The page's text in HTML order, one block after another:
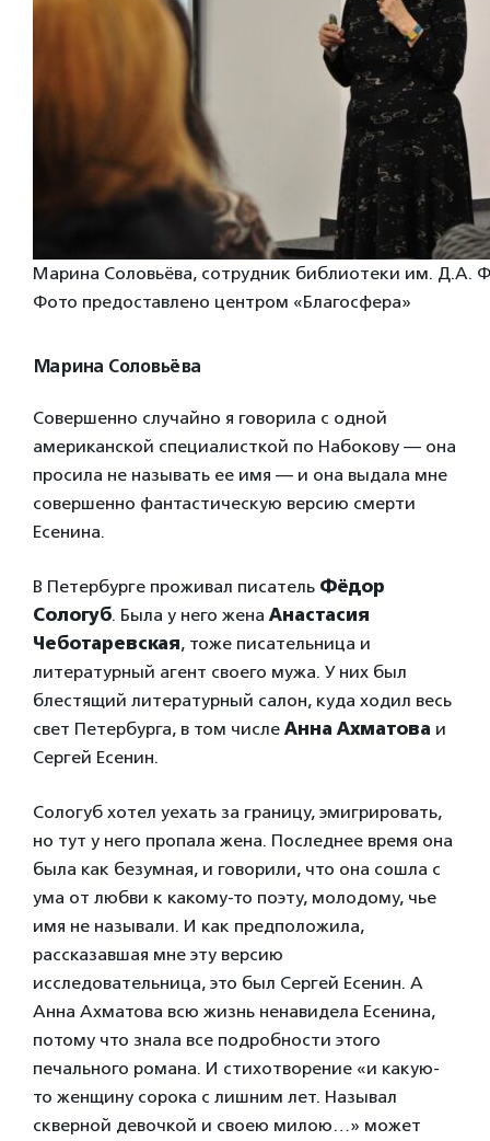
Марина Соловьёва, сотрудник библиотеки им. Д.А.
Фото предоставлено центром «Благосфера»
Марина Соловьёва
Совершенно случайно я говорила с одной
американской специалисткой по Набокову — она
просила не называть ее имя — и она выдала мне
совершенно фантастическую версию смерти
Есенина.
В Петербурге проживал писатель Фёдор
Сологуб. Была у него жена Анастасия
Чеботаревская, тоже писательница и
литературный агент своего мужа. У них был
блестящий литературный салон, куда ходил весь
свет Петербурга, в том числе Анна Ахматова и
Сергей Есенин.
Сологуб хотел уехать за границу, эмигрировать,
но тут у него пропала жена. Последнее время она
была как безумная, и говорили, что она сошла с
ума от любви к какому-то поэту, молодому, чье
имя не называли. И как предположила,
рассказавшая мне эту версию
исследовательница, это был Сергей Есенин. А
Анна Ахматова всю жизнь ненавидела Есенина,
потому что знала все подробности этого
печального романа. И стихотворение «и какую-
то женщину сорока с лишним лет. Называл
скверной девочкой и своею милою…» может